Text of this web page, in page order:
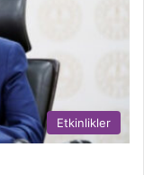
Etkinlikler